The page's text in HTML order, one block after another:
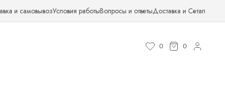
и самовывозУсловия работыВопросы и ответыДоставка и Сетап
0 0